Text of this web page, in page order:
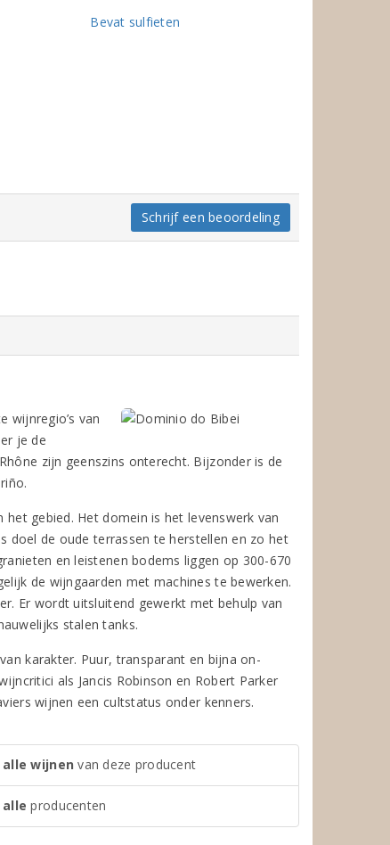
Bevat sulfieten
Schrijf een beoordeling
wijnregio’s van
je de
zijn geenszins onterecht. Bijzonder is de
gebied. Het domein is het levenswerk van
doel de oude terrassen te herstellen en zo het
en leistenen bodems liggen op 300-670
de wijngaarden met machines te bewerken.
Er wordt uitsluitend gewerkt met behulp van
stalen tanks.
karakter. Puur, transparant en bijna on-
als Jancis Robinson en Robert Parker
wijnen een cultstatus onder kenners.
wijnen van deze producent
producenten